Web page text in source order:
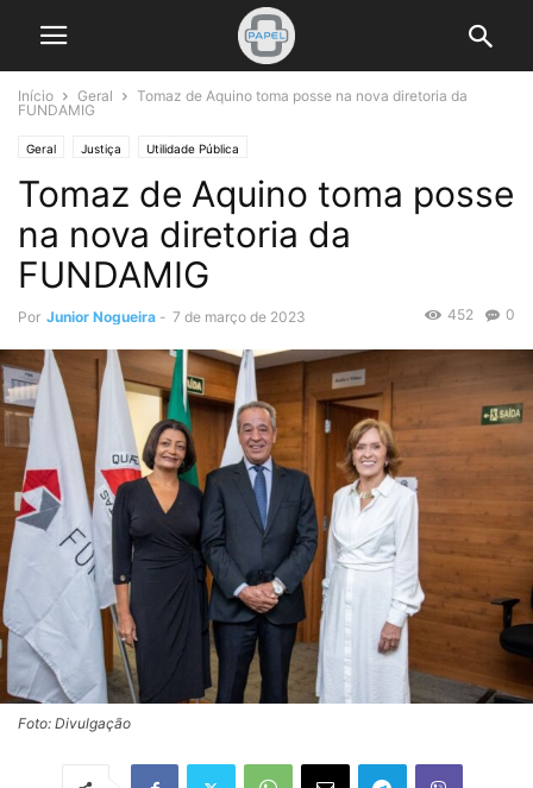
Início Geral
Tomaz de Aquino toma posse na nova diretoria da
FUNDAMIG
Geral Justiça Utilidade Pública
Tomaz de Aquino toma posse
na nova diretoria da
FUNDAMIG
Por Junior Nogueira - 7 de março de 2023 0
452
Foto: Divulgação